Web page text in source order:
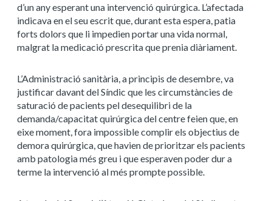
d’un any esperant una intervenció quirúrgica. L’afectada
indicava en el seu escrit que, durant esta espera, patia
forts dolors que li impedien portar una vida normal,
malgrat la medicació prescrita que prenia diàriament.
L’Administració sanitària, a principis de desembre, va
justificar davant del Síndic que les circumstàncies de
saturació de pacients pel desequilibri de la
demanda/capacitat quirúrgica del centre feien que, en
eixe moment, fora impossible complir els objectius de
demora quirúrgica, que havien de prioritzar els pacients
amb patologia més greu i que esperaven poder dur a
terme la intervenció al més prompte possible.